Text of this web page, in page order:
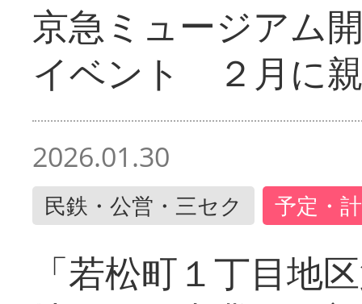
京急ミュージアム
イベント ２月に
2026.01.30
民鉄・公営・三セク 予定・
「若松町１丁目地